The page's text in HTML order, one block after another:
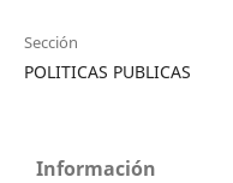
Sección
POLITICAS PUBLICAS
Información